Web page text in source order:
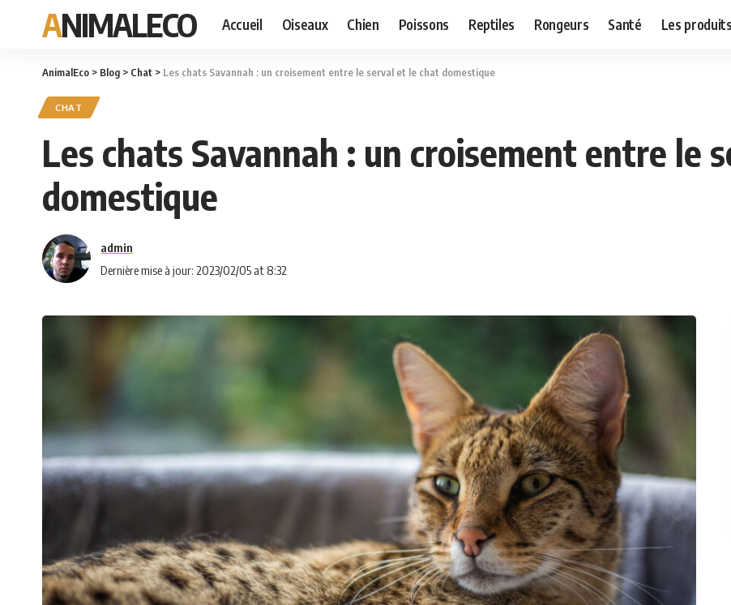
ANIMALECO Accueil Oiseaux Chien Poissons Reptiles Rongeurs Santé Les
AnimalEco > Blog > Chat > Les chats Savannah : un croisement entre le serval et le chat domestique
CHAT
Les chats Savannah : un croisement entre le
domestique
admin
Dernière mise à jour: 2023/02/05 at 8:32